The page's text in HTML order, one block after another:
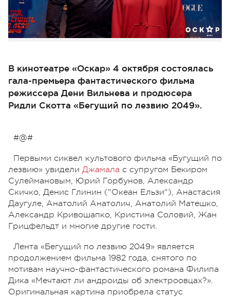
В кинотеатре «Оскар» 4 октября состоялась
гала-премьера фантастического фильма
режиссера Дени Вильнева и продюсера
Ридли Скотта «Бегущий по лезвию 2049».
#@#
Первыми сиквел культового фильма «Бугущий по
лезвию» увидели Джамала с супругом Бекиром
Сулеймановым, Юрий Горбунов, Александр
Скичко, Денис Глинин ("Океан Ельзи"), Анастасия
Даугуле, Анатолий Анатолич, Анатолий Матешко,
Александр Кривошапко, Кристина Соловий, Жан
Грицфельдт и многие другие гости.
Лента «Бегущий по лезвию 2049» является
продолжением фильма 1982 года, снятого по
мотивам научно-фантастического романа Филипа
Дика «Мечтают ли андроиды об электроовцах?».
Оригинальная картина приобрела статус